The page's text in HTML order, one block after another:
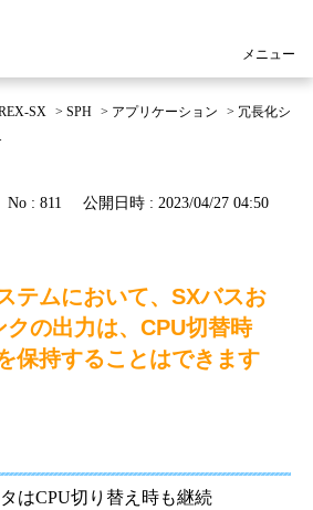
メニュー
SX > SPH > アプリケーション > 冗長化シ
No : 811 公開日時 : 2023/04/27 04:50
テムにおいて、SXバスお
クの出力は、CPU切替時
保持することはできます
はCPU切り替え時も継続